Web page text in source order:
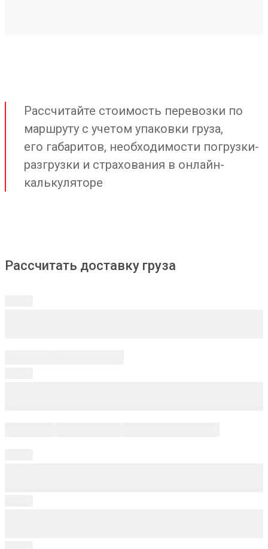
Рассчитайте стоимость перевозки по
маршруту с учетом упаковки груза,
его габаритов, необходимости погрузки-
разгрузки и страхования в онлайн-
калькуляторе
Рассчитать доставку груза